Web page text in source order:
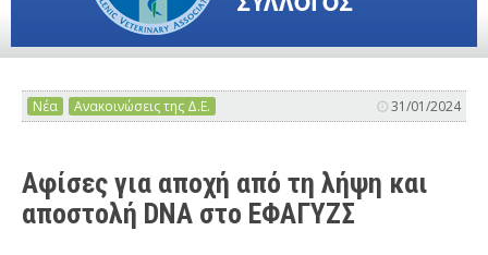
Νέα Ανακοινώσεις της Δ.Ε. 31/01/2024
Αφίσες για αποχή από τη λήψη και
αποστολή DNA στο ΕΦΑΓΥΖΣ